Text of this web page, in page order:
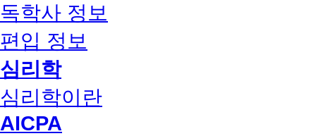
독학사 정보
편입 정보
심리학
심리학이란
AICPA